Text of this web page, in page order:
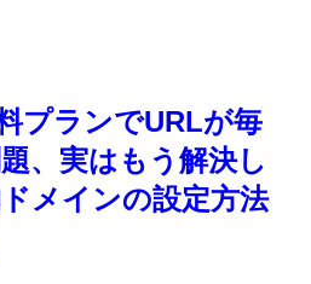
プランでURLが毎
、実はもう解決し
メインの設定方法